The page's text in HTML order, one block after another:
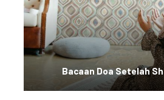
Bacaan Doa Setelah